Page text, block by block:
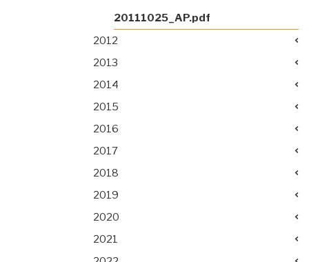
20111025_AP.pdf
2012
2013
2014
2015
2016
2017
2018
2019
2020
2021